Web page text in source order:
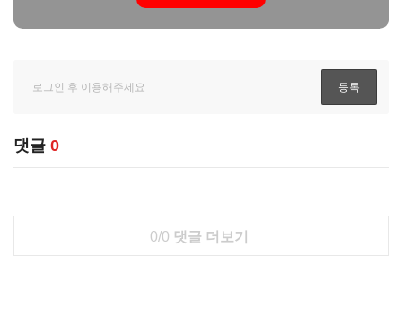
댓글 0
0/0 댓글 더보기